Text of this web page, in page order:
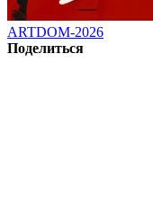
ARTDOM-2026
Поделиться